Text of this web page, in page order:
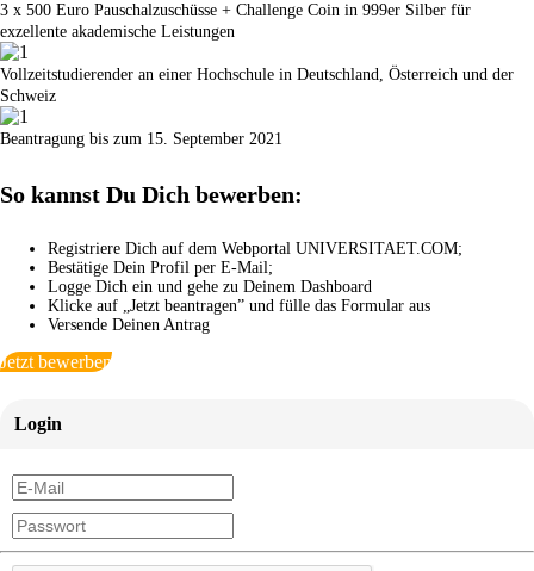
3 x 500 Euro Pauschalzuschüsse + Challenge Coin in 999er Silber für
exzellente akademische Leistungen
Vollzeitstudierender an einer Hochschule in Deutschland, Österreich und der
Schweiz
Beantragung bis zum 15. September 2021
So kannst Du Dich bewerben:
Registriere Dich auf dem Webportal UNIVERSITAET.COM;
Bestätige Dein Profil per E-Mail;
Logge Dich ein und gehe zu Deinem Dashboard
Klicke auf „Jetzt beantragen” und fülle das Formular aus
Versende Deinen Antrag
Jetzt bewerben
Login